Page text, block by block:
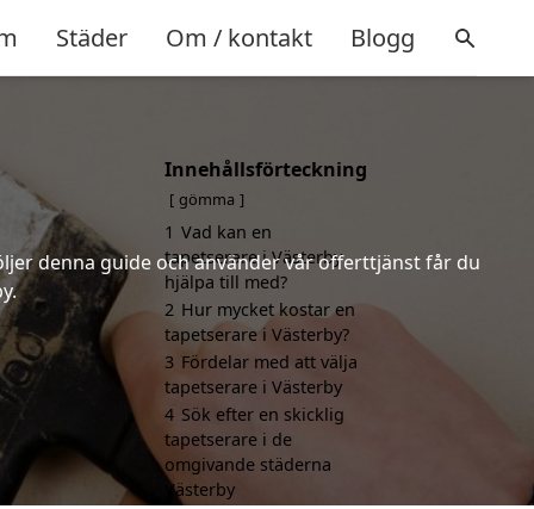
Städer Om / kontakt Blogg
denna guide och använder vår offerttjänst får du
Innehållsförteckning
gömma
1 Vad kan en
tapetserare i Västerby
hjälpa till med?
2 Hur mycket kostar en
tapetserare i Västerby?
3 Fördelar med att välja
tapetserare i Västerby
4 Sök efter en skicklig
tapetserare i de
omgivande städerna
Västerby